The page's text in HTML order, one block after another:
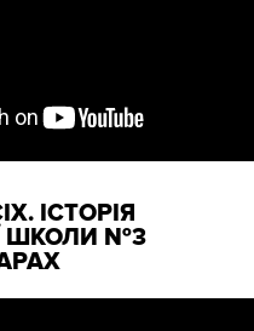
ІСТОРІЯ
ШКОЛИ №3